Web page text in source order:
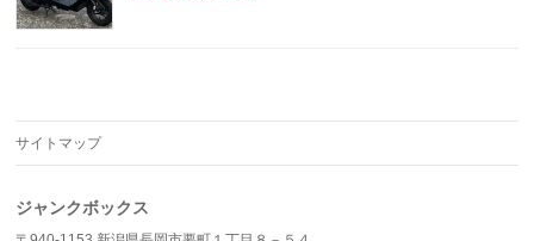
サイトマップ
ジャンクボックス